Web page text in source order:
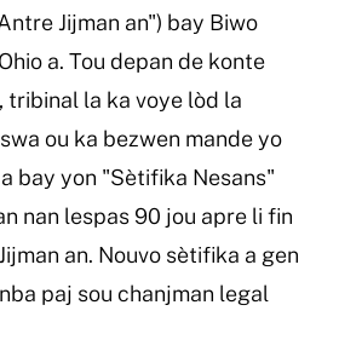
Jijman an") bay Biwo
a. Tou depan de konte
tribinal la ka voye lòd la
ou ka bezwen mande yo
bay yon "Sètifika Nesans"
nan lespas 90 jou apre li fin
an. Nouvo sètifika a gen
paj sou chanjman legal